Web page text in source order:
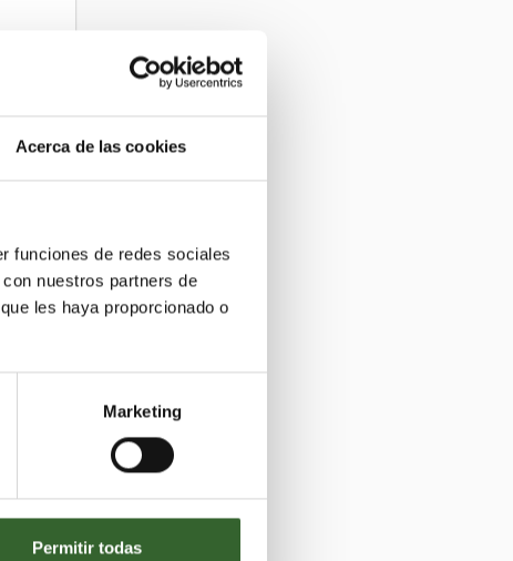
Acerca de las cookies
funciones de redes sociales
nuestros partners de
les haya proporcionado o
Marketing
Permitir todas